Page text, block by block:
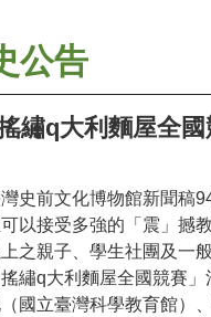
公告
繡q大利麵屋全
史前文化博物館新聞稿
以接受多強的「震」撼
之親子、學生社團及一
搖繡q大利麵屋全國競賽」
國立臺灣科學教育館）